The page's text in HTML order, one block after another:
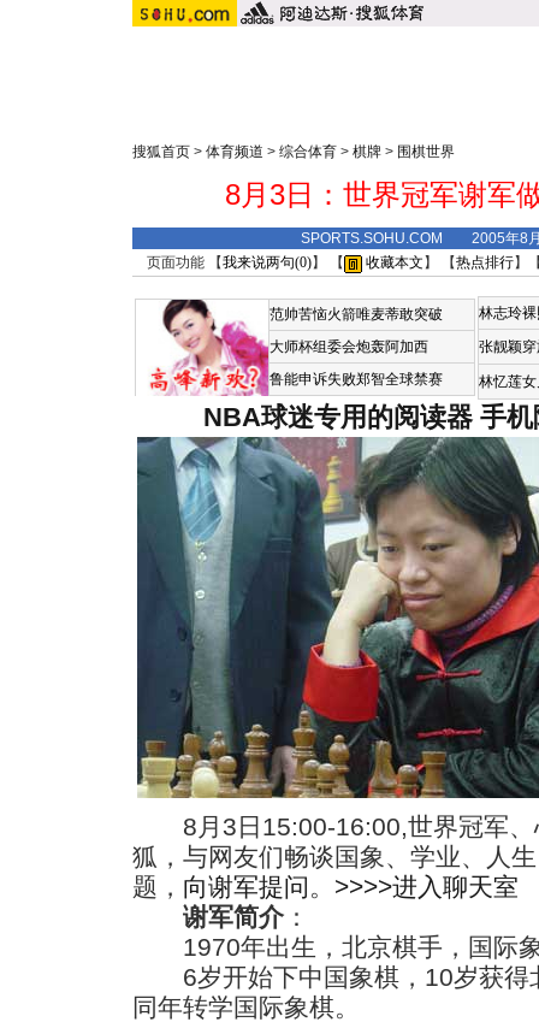
搜狐首页 > 体育频道 > 综合体育 > 棋牌 > 围棋世界
8月3日：世界冠军谢军
SPORTS.SOHU.COM 2005年8
页面功能 【我来说两句(0)】 【 收藏本文 】 【热点排行】
范帅苦恼火箭唯麦蒂敢突破
大师杯组委会炮轰阿加西
鲁能申诉失败郑智全球禁赛
林志玲
张靓颖
林忆莲
NBA球迷专用的阅读器 手
8月3日15:00-16:00,世界冠军、
狐，与网友们畅谈国象、学业、人
题， 向谢军提问。 >>>>进入聊天室
谢军简介 ：
1970年出生，北京棋手，国际
6岁开始下中国象棋，10岁获得
同年转学国际象棋。